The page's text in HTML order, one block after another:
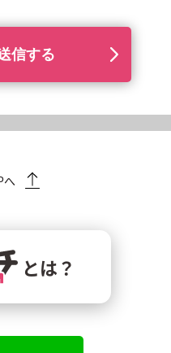
へ
とは？